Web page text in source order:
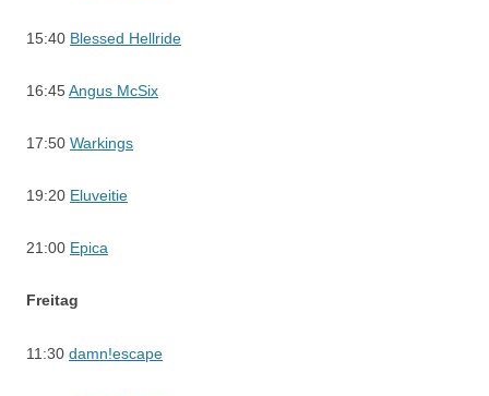
15:40 Blessed Hellride
16:45Angus McSix
17:50 Warkings
19:20 Eluveitie
21:00 Epica
Freitag
11:30 damn!escape